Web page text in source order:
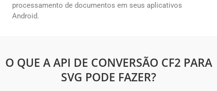
processamento de documentos em seus aplicativos
Android.
O QUE A API DE CONVERSÃO CF2 PARA
SVG PODE FAZER?